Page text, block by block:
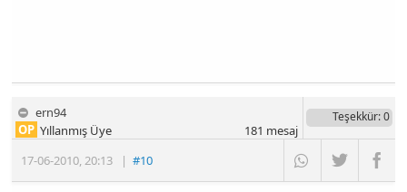
ern94
17-06-2010,20:13 |#10
OP Yıllanmış Üye
Teşekkür: 0
181 mesaj